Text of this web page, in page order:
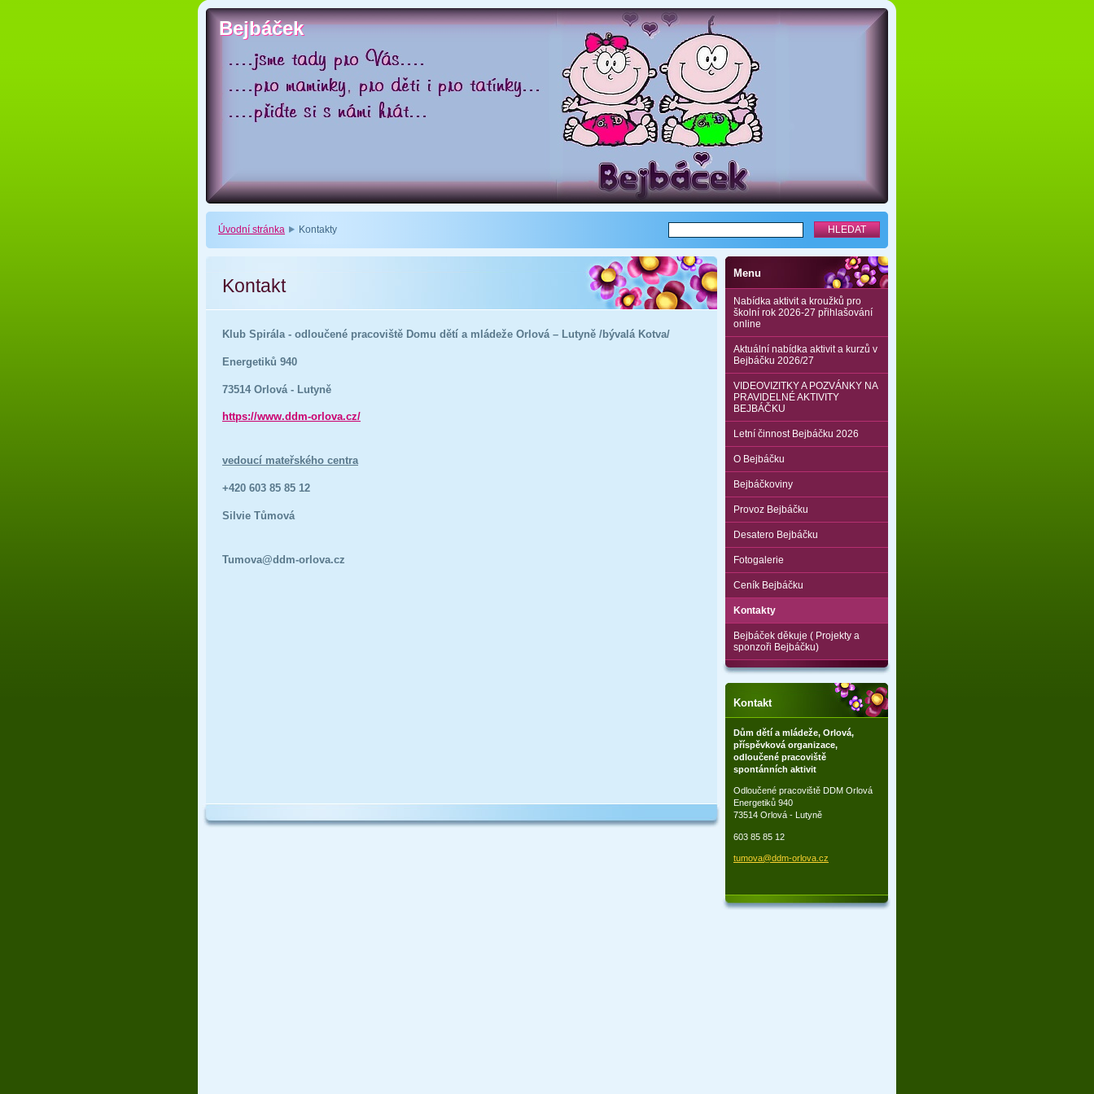
Bejbáček
Bejbáček
Úvodní stránka Kontakty
Kontakt
Klub Spirála - odloučené pracoviště Domu dětí a mládeže Orlová – Lutyně /bývalá Kotva/
Energetiků 940
73514 Orlová - Lutyně
https://www.ddm-orlova.cz/
vedoucí mateřského centra
+420 603 85 85 12
Silvie Tůmová
Tumova@ddm-orlova.cz
Menu
Nabídka aktivit a kroužků pro
školní rok 2026-27 přihlašování
online
Aktuální nabídka aktivit a kurzů v
Bejbáčku 2026/27
VIDEOVIZITKY A POZVÁNKY NA
PRAVIDELNÉ AKTIVITY
BEJBÁČKU
Letní činnost Bejbáčku 2026
O Bejbáčku
Bejbáčkoviny
Provoz Bejbáčku
Desatero Bejbáčku
Fotogalerie
Ceník Bejbáčku
Kontakty
Bejbáček děkuje ( Projekty a
sponzoři Bejbáčku)
Kontakt
Dům dětí a mládeže, Orlová,
příspěvková organizace,
odloučené pracoviště
spontánních aktivit
Odloučené pracoviště DDM Orlová
Energetiků 940
73514 Orlová - Lutyně
603 85 85 12
tumova@ddm-orlova.cz